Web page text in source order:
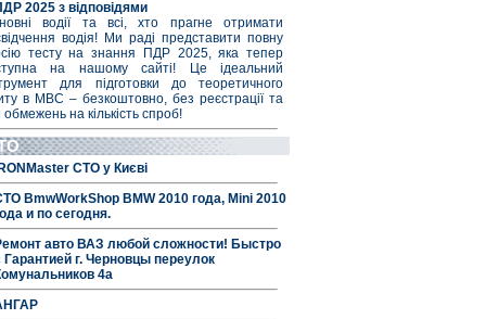
2025 з відповідями
водії та всі, хто прагне отримати
водія! Ми раді представити повну
тесту на знання ПДР 2025, яка тепер
на нашому сайті! Це ідеальний
для підготовки до теоретичного
в МВС – безкоштовно, без реєстрації та
обмежень на кількість спроб!
IRONMaster СТО у Києві
BmwWorkShop BMW 2010 года, Mini 2010
и по сегодня.
авто ВАЗ любой сложности! Быстро
Гарантией г. Черновцы переулок
4а